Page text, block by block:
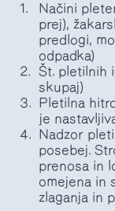
Načini
prej),
predlogi,
odpadka)
Št. pletilnih
skupaj)
Pletilna
je
Nadzor
posebej.
prenosa in
omejena in
zlaganja in